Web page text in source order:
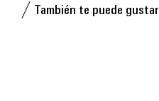
También te puede gustar